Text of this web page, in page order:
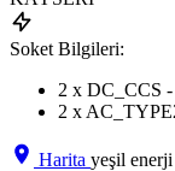
Soket Bilgileri:
2 x DC_CCS
2 x
Harita yeşil enerji